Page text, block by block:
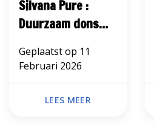
Silvana Pure :
Duurzaam dons
Geplaatst op 11
Februari 2026
LEES MEER